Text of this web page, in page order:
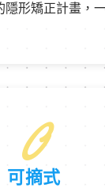
隱形矯正計畫，
0
可摘式